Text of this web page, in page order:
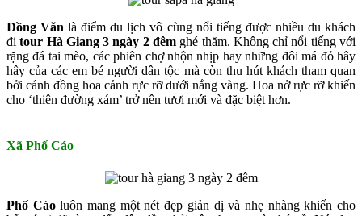
Đồng Văn là điểm du lịch vô cùng nổi tiếng được nhiều du khách
đitour Hà Giang 3 ngày 2 đêm ghé thăm. Không chỉ nổi tiếng với
rặng đá tai mèo, các phiên chợ nhộn nhịp hay những đôi má đỏ hây
hây của các em bé người dân tộc mà còn thu hút khách tham quan
bởi cánh đồng hoa cảnh rực rỡ dưới nắng vàng. Hoa nở rực rỡ khiến
cho ‘thiên đường xám’ trở nên tươi mới và đặc biệt hơn.
Xã Phố Cáo
Phố Cáoluôn mang một nét đẹp giản dị và nhẹ nhàng khiến cho